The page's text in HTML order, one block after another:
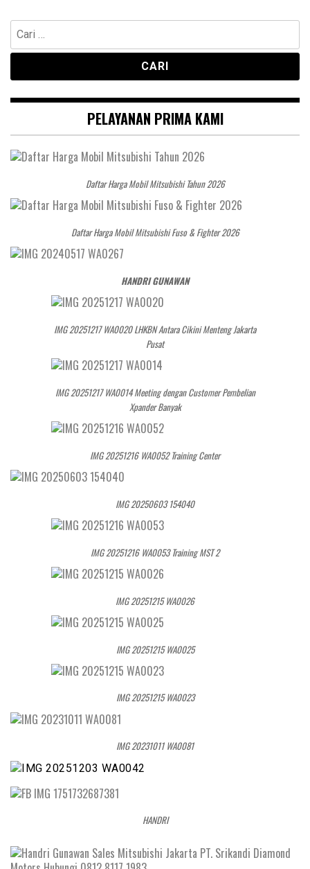
Cari
untuk:
PELAYANAN PRIMA KAMI
Daftar Harga Mobil Mitsubishi Tahun 2026
Daftar Harga Mobil Mitsubishi Fuso & Fighter 2026
HANDRI GUNAWAN
IMG 20251217 WA0020 LHKBN Antara Cikini Menteng Jakarta
Pusat
IMG 20251217 WA0014 Meeting dengan Customer Pembelian
Xpander Banyak
IMG 20251216 WA0052 Training Center
IMG 20250603 154040
IMG 20251216 WA0053 Training MST 2
IMG 20251215 WA0026
IMG 20251215 WA0025
IMG 20251215 WA0023
IMG 20231011 WA0081
HANDRI